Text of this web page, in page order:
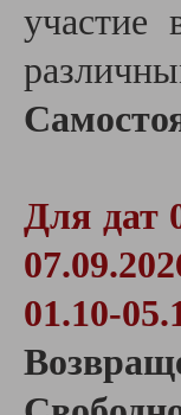
участие
Для дат
01.10-